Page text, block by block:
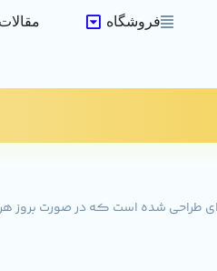
فروشگاه مقالات
طراحی شده است که در صورت